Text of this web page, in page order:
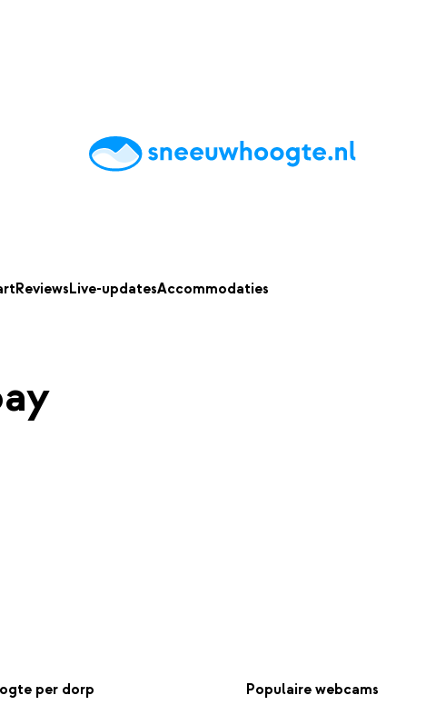
AccommodatiesTipsReviewsLive updatesApp
ReviewsLive-updatesAccommodaties
per dorp Populaire webcams